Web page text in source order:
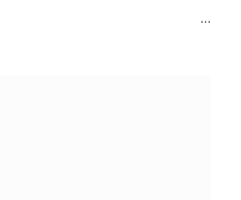
…